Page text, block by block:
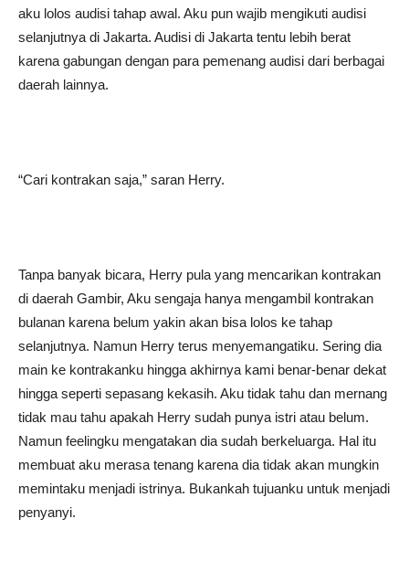
aku lolos audisi tahap awal. Aku pun wajib mengikuti audisi
selanjutnya di Jakarta. Audisi di Jakarta tentu lebih berat
karena gabungan dengan para pemenang audisi dari berbagai
daerah lainnya.
“Cari kontrakan saja,” saran Herry.
Tanpa banyak bicara, Herry pula yang mencarikan kontrakan
di daerah Gambir, Aku sengaja hanya mengambil kontrakan
bulanan karena belum yakin akan bisa lolos ke tahap
selanjutnya. Namun Herry terus menyemangatiku. Sering dia
main ke kontrakanku hingga akhirnya kami benar-benar dekat
hingga seperti sepasang kekasih. Aku tidak tahu dan mernang
tidak mau tahu apakah Herry sudah punya istri atau belum.
Namun feelingku mengatakan dia sudah berkeluarga. Hal itu
membuat aku merasa tenang karena dia tidak akan mungkin
memintaku menjadi istrinya. Bukankah tujuanku untuk menjadi
penyanyi.